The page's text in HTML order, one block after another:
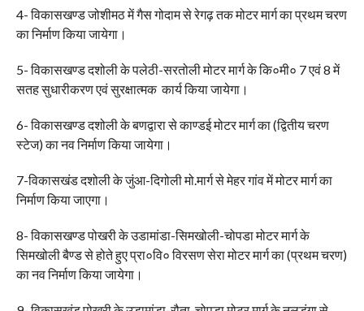
4- विकासखण्ड जोशीमठ में गैस गोदाम से रेगढ़ तक मोटर मार्ग का प्रथम चरण
का निर्माण किया जायेगा।
5- विकासखण्ड दशोली के पलेठी-सरतोली मोटर मार्ग के कि०मी० 7 एवं 8 में
सतह सुधारीकरण एवं सुरक्षात्मक कार्य किया जायेगा।
6- विकासखण्ड दशोली के बणद्वारा से काण्डई मोटर मार्ग का (द्वितीय चरण
स्टेज) का नव निर्माण किया जायेगा।
7-विकासखंड दशोली के जुंआ-दिगोली मो.मार्ग से मेहर गांव में मोटर मार्ग का
निर्माण किया जाएगा।
8- विकासखण्ड पोखरी के उडामांडा-सिमखोली-चोपडा मोटर मार्ग के
सिमखोली बैण्ड से होते हुए प्रा०वि० विरसण सेरा मोटर मार्ग का (प्रथम चरण)
का नव निर्माण किया जायेगा।